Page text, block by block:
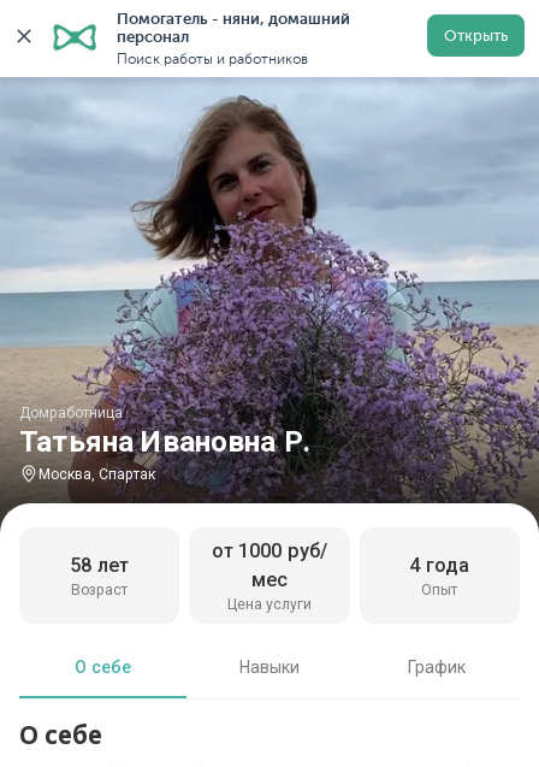
Помогатель - няни, домашний
персонал
Поиск работы и работников
Открыть
Главная Домработницы Домработницы в Москве
Татьяна Ивановна Р.
Домработница
Москва, Спартак
Возраст
58 лет
Цена услуги
от 1000 руб/
мес
Опыт
4 года
О себе Навыки График
О себе